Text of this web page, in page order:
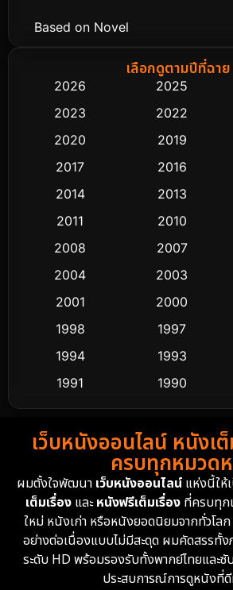
Based on Novel
Biography ชีวิตจริง
Classic หนังคลาสสิก
Comedy ตลก
Crime อาชญากรรม
Cult Film
Dance เต้น
Detective สืบสวน
Detective สืบสวน
Disney+
Documentary สารคดี
Drama ดราม่า
เลือกดูตามปีที่ฉาย
2026 2025
2023
2022
2020
2019
2017
2016
2014
2013
2011
2010
2008
2007
2004
2003
2001
2000
1998
1997
1994
1993
1991
1990
1988
1986
1983
1982
1974
1962
เว็บหนังออนไลน์ หนังเ
ครบทุกหมวด
ผมตั้งใจพัฒนา เว็บหนังออนไลน์แห่งนี้ให้
เต็มเรื่อง และหนังฟรีเต็มเรื่อง ที่ครบทุก
ใหม่ หนังเก่า หรือหนังยอดนิยมจากทั่วโล
อย่างต่อเนื่องแบบไม่มีสะดุด ผมคัดสรรทั้
ระดับ HD พร้อมรองรับทั้งพากย์ไทยและซั
ประสบการณ์การดูหนังที่